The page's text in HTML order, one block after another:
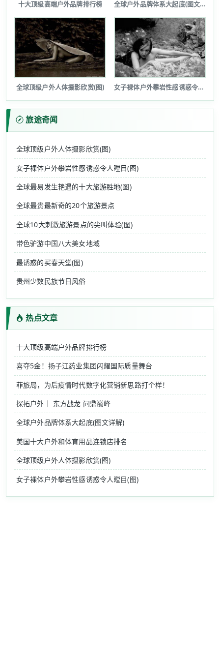
十大顶级高端户外品牌排行榜 全球户外品牌体系大起底(图文详解)
全球顶级户外人体摄影欣赏(图) 女子裸体户外攀岩性感诱惑令人瞠目(图...
旅途奇闻
全球顶级户外人体摄影欣赏(图)
女子裸体户外攀岩性感诱惑令人瞠目(图)
全球最易发生艳遇的十大旅游胜地(图)
全球最贵最新奇的20个旅游景点
全球10大刺激旅游景点的尖叫体验(图)
带色驴游中国八大美女地域
最诱惑的买春天堂(图)
贵州少数民族节日风俗
热点文章
十大顶级高端户外品牌排行榜
喜夺5金！扬子江药业集团闪耀国际质量舞台
菲旅局，为后疫情时代数字化营销新思路打个样！
探拓户外｜ 东方战龙 问鼎巅峰
全球户外品牌体系大起底(图文详解)
美国十大户外和体育用品连锁店排名
全球顶级户外人体摄影欣赏(图)
女子裸体户外攀岩性感诱惑令人瞠目(图)